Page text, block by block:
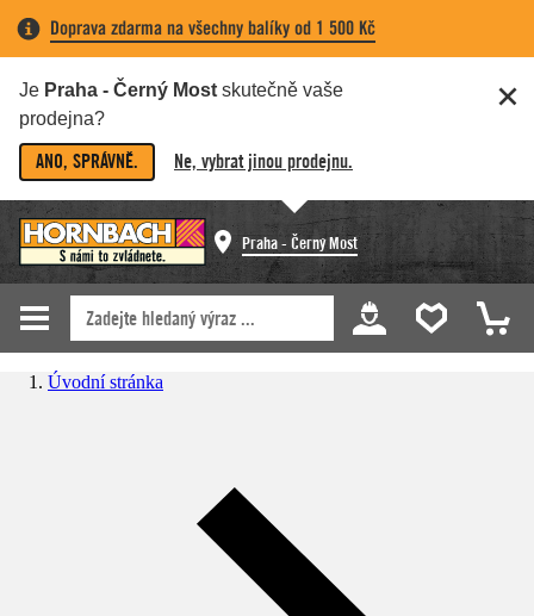
Doprava zdarma na všechny balíky od 1 500 Kč
Je Praha - Černý Most skutečně vaše
prodejna?
ANO, SPRÁVNĚ. Ne, vybrat jinou prodejnu.
Praha - Černý Most
Úvodní stránka